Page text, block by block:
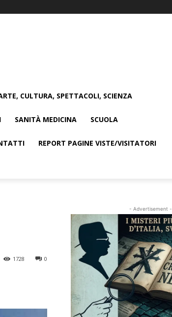
CULTURA, SPETTACOLI, SCIENZA
SANITÀ MEDICINA SCUOLA
REPORT PAGINE VISTE/VISITATORI
0
1728
- Advertisement -